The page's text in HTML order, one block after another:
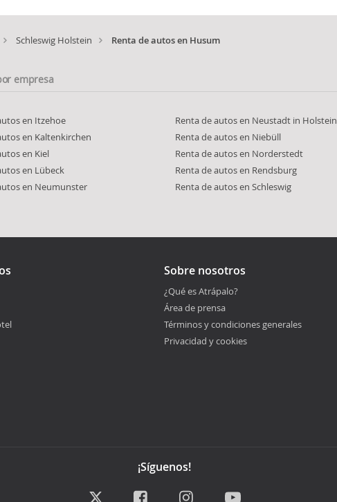
Schleswig Holstein Renta de autos en Husum
empresa
en Itzehoe
en Kaltenkirchen
en Kiel
en Lübeck
en Neumunster
Renta de autos en Neustadt in Holstein
Renta de autos en Niebüll
Renta de autos en Norderstedt
Renta de autos en Rendsburg
Renta de autos en Schleswig
Sobre nosotros
¿Qué es Atrápalo?
Área de prensa
Términos y condiciones generales
Privacidad y cookies
¡Síguenos!